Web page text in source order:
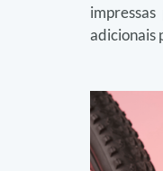
adicionais